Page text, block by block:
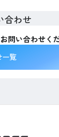
合わせ
問い合わせくだ
一覧